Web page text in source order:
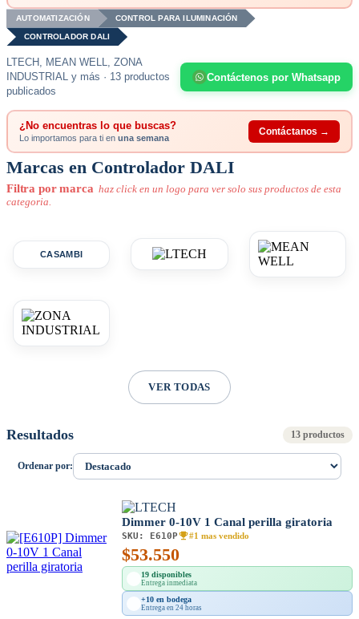
AUTOMATIZACIÓN CONTROL PARA ILUMINACIÓN
CONTROLADOR DALI
LTECH, MEAN WELL, ZONA
INDUSTRIAL y más · 13 productos
publicados
Contáctenos por Whatsapp
¿No encuentras lo que buscas?
Lo importamos para ti en una semana
Contáctanos →
Marcas en Controlador DALI
Filtra por marca haz click en un logo para ver solo sus productos de esta
categoria.
CASAMBI
VER TODAS
Resultados 13 productos
Ordenar por:
Dimmer 0-10V 1 Canal perilla giratoria
SKU: E610P #1 mas vendido
$53.550
19 disponibles
Entrega inmediata
+10 en bodega
Entrega en 24 horas